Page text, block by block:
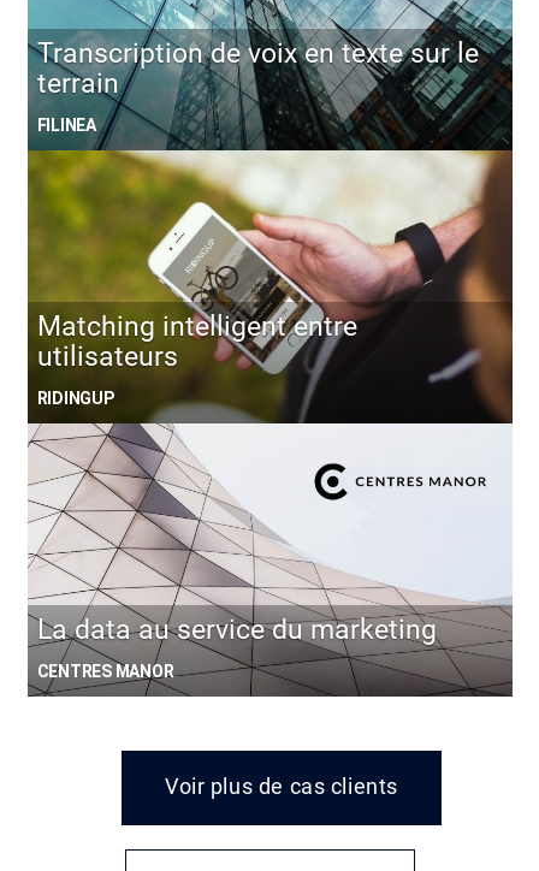
Transcription de voix en texte sur le
terrain
FILINEA
Matching intelligent entre
utilisateurs
RIDINGUP
La data au service du marketing
CENTRES MANOR
Voir plus de cas clients